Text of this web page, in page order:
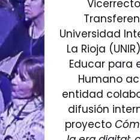
Universidad
La Rioja
Educar para
Humano
entidad
difusión
proyecto